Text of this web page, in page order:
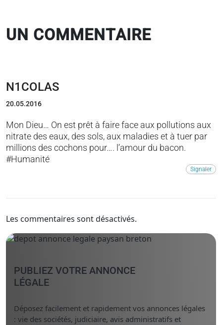
UN COMMENTAIRE
N1COLAS
20.05.2016
Mon Dieu… On est prêt à faire face aux pollutions aux
nitrate des eaux, des sols, aux maladies et à tuer par
millions des cochons pour…. l’amour du bacon.
#Humanité
Signaler
Les commentaires sont désactivés.
PUBLIEZ VOTRE ANNONCE
LÉGALE
Déposez facilement et rapidement vos annonces légales
: vie des sociétés, judiciaire, avis administratifs et